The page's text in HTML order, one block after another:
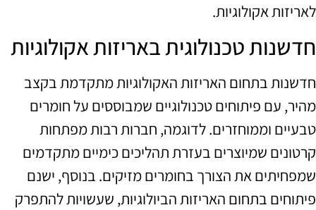
לאריזות אקולוגיות.
חדשנות טכנולוגית באריזות אקולוגיות
חדשנות בתחום האריזות האקולוגיות מתקדמת בקצב
מהיר, עם פיתוחים טכנולוגיים שמבוססים על חומרים
טבעיים וממוחזרים. לדוגמה, חברות רבות מפתחות
קרטונים שמיוצרים בעזרת תהליכים כימיים מתקדמים
שמפחיתים את הצורך בחומרים מזיקים. בנוסף, ישנם
פיתוחים בתחום האריזות הביולוגיות, שעשויות להתפרק